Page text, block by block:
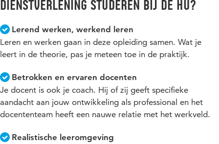
Lees meer over extra ondersteuning en faciliteiten
om een studieplanning op te stellen met de
hoeft het dus niet op te volgen. Uiteraard gaan we ervan uit
dat je het advies zorgvuldig weegt.
Dienstverlening studeren bij de HU?
Lerend werken, werkend leren
Leren en werken gaan in deze opleiding samen. Wat je
leert in de theorie, pas je meteen toe in de praktijk.
Betrokken en ervaren docenten
Je docent is ook je coach. Hij of zij geeft specifieke
aandacht aan jouw ontwikkeling als professional en het
docententeam heeft een nauwe relatie met het werkveld.
Realistische leeromgeving